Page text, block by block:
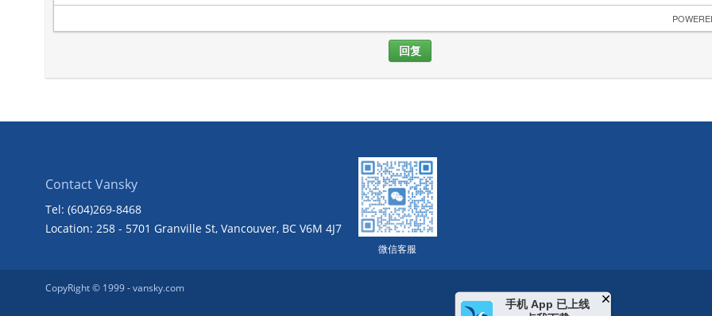
手机 App 已上线
回复
Contact Vansky
Tel: (604)269-8468
Location: 258 - 5701 Granville St, Vancouver, BC V6M 4J7
微信客服
CopyRight © 1999 -vansky.com